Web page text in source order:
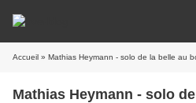
Accueil » Mathias Heymann - solo de la belle au
Mathias Heymann - solo